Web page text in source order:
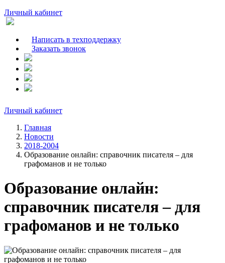
Личный кабинет
Написать в техподдержку
Заказать звонок
Личный кабинет
Главная
Новости
2018-2004
Образование онлайн: справочник писателя – для
графоманов и не только
Образование онлайн:
справочник писателя – для
графоманов и не только